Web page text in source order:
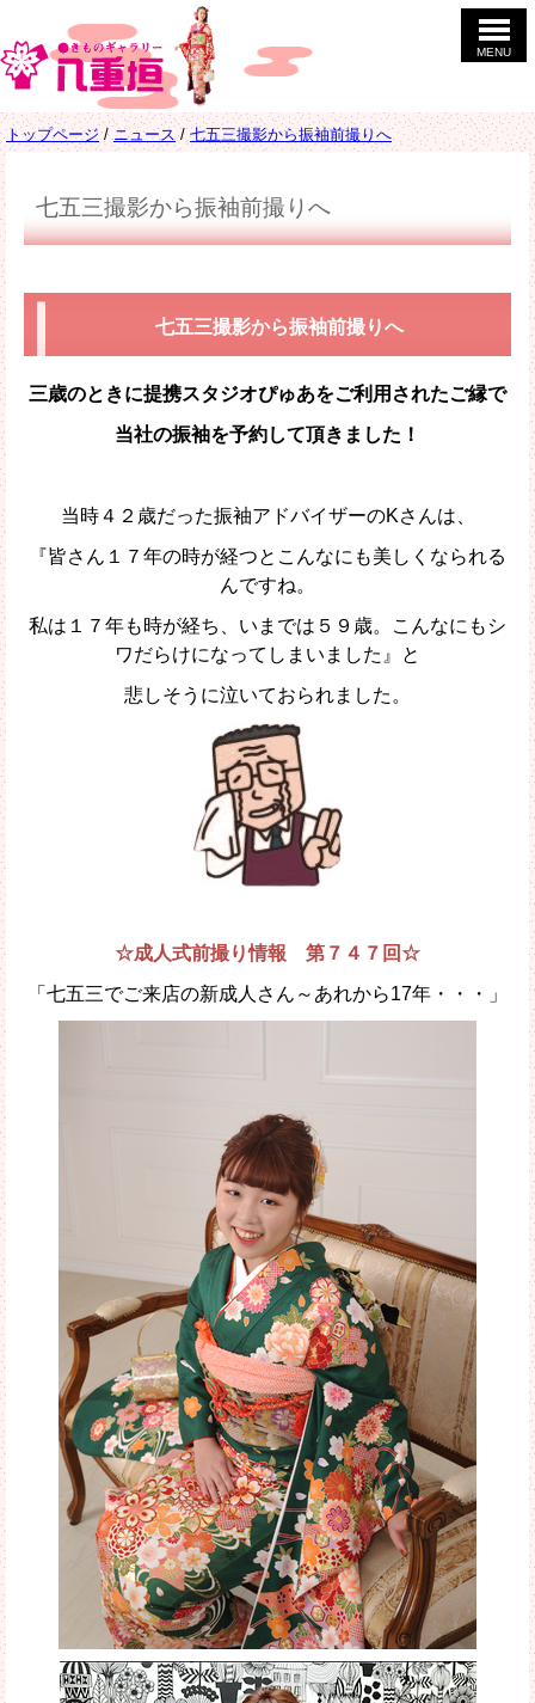
MENU
現
在
トップページ / ニュース /七五三撮影から振袖前撮りへ
七五三撮影から振袖前撮りへ
七五三撮影から振袖前撮りへ
三歳のときに提携スタジオぴゅあをご利用されたご縁で
当社の振袖を予約して頂きました！
当時４２歳だった振袖アドバイザーのKさんは、
『皆さん１７年の時が経つとこんなにも美しくなられる
んですね。
私は１７年も時が経ち、いまでは５９歳。こんなにもシ
ワだらけになってしまいました』と
悲しそうに泣いておられました。
☆成人式前撮り情報 第７４７回☆
「七五三でご来店の新成人さん～あれから17年・・・
」